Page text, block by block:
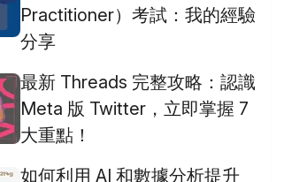
Practitioner）考試：我的經驗
分享
最新 Threads 完整攻略：認識
Meta 版 Twitter，立即掌握 7
大重點！
如何利用 AI 和數據分析提升